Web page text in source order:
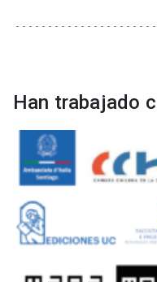
Han trabajado